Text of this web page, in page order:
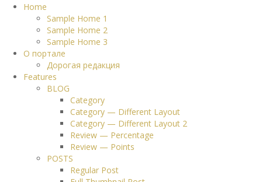
Home
Sample Home 1
Sample Home 2
Sample Home 3
О портале
Дорогая редакция
Features
BLOG
Category
Category — Different Layout
Category — Different Layout 2
Review — Percentage
Review — Points
POSTS
Regular Post